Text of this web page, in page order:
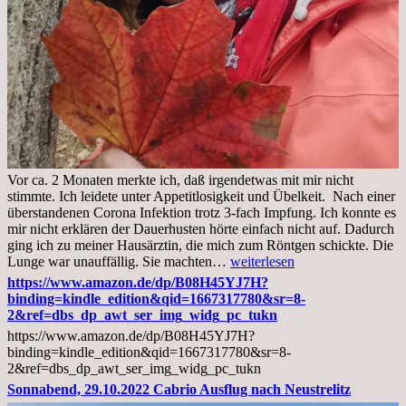
Vor ca. 2 Monaten merkte ich, daß irgendetwas mit mir nicht
stimmte. Ich leidete unter Appetitlosigkeit und Übelkeit. Nach einer
überstandenen Corona Infektion trotz 3-fach Impfung. Ich konnte es
mir nicht erklären der Dauerhusten hörte einfach nicht auf. Dadurch
ging ich zu meiner Hausärztin, die mich zum Röntgen schickte. Die
Lunge war unauffällig. Sie machten… Mittwoch,
02.11.2022,
Arztgespräch
und
Diagnose
Lebermetastasen
weiterlesen
https://www.amazon.de/dp/B08H45YJ7H?
binding=kindle_edition&qid=1667317780&sr=8-
2&ref=dbs_dp_awt_ser_img_widg_pc_tukn
https://www.amazon.de/dp/B08H45YJ7H?
binding=kindle_edition&qid=1667317780&sr=8-
2&ref=dbs_dp_awt_ser_img_widg_pc_tukn
Sonnabend, 29.10.2022 Cabrio Ausflug nach Neustrelitz